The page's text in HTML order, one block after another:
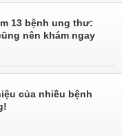
13 bệnh ung thư:
nên khám ngay
của nhiều bệnh